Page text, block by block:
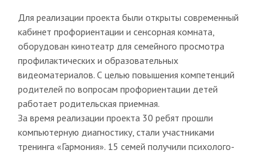
Для реализации проекта были открыты современный
кабинет профориентации и сенсорная комната,
оборудован кинотеатр для семейного просмотра
профилактических и образовательных
видеоматериалов. С целью повышения компетенций
родителей по вопросам профориентации детей
работает родительская приемная.
За время реализации проекта 30 ребят прошли
компьютерную диагностику, стали участниками
тренинга «Гармония». 15 семей получили психолого-